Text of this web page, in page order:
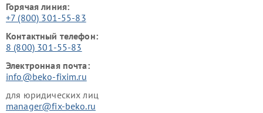
Горячая линия:
+7 (800) 301-55-83
Контактный телефон:
8 (800) 301-55-83
Электронная почта:
info@beko-fixim.ru
для юридических лиц
manager@fix-beko.ru